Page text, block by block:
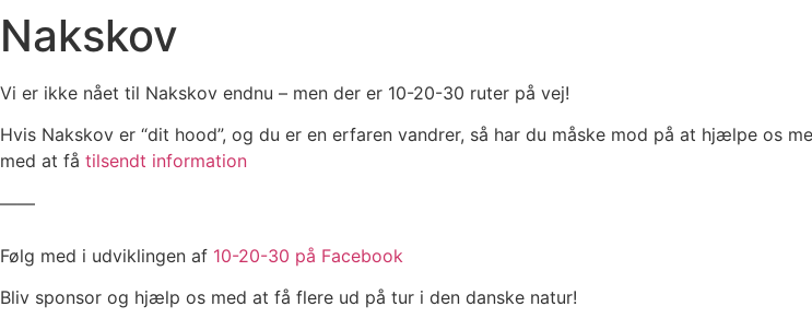
Nakskov
Vi er ikke nået til Nakskov endnu – men der er 10-20-30 ruter på vej!
Hvis Nakskov er “dit hood”, og du er en erfaren vandrer, så har du måske mod på at hjælpe os
med at få tilsendt information
——
Følg med i udviklingen af 10-20-30 på Facebook
Bliv sponsor og hjælp os med at få flere ud på tur i den danske natur!